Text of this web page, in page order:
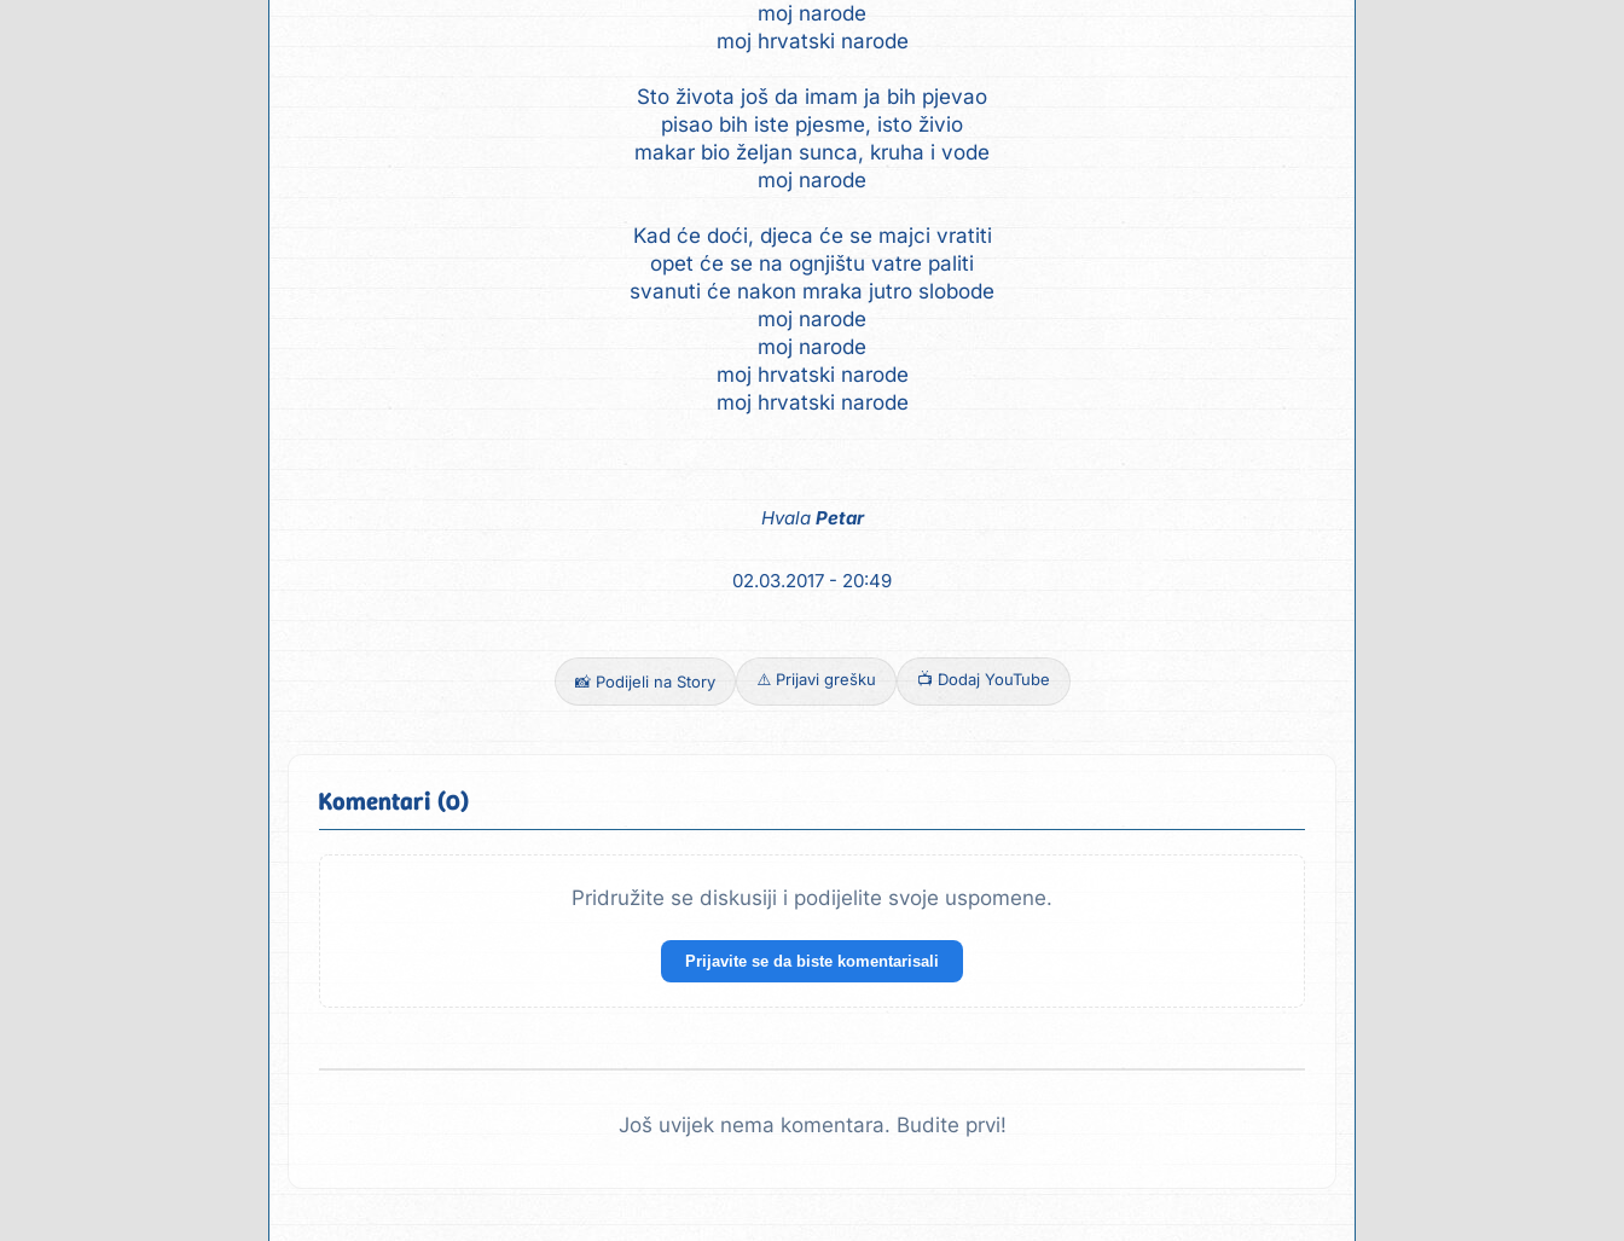
moj narode
moj hrvatski narode
Sto života još da imam ja bih pjevao
pisao bih iste pjesme, isto živio
makar bio željan sunca, kruha i vode
moj narode
Kad će doći, djeca će se majci vratiti
opet će se na ognjištu vatre paliti
svanuti će nakon mraka jutro slobode
moj narode
moj narode
moj hrvatski narode
moj hrvatski narode
Hvala Petar
02.03.2017 - 20:49
📸 Podijeli na Story ⚠️ Prijavi grešku 📺 Dodaj YouTube
Komentari (0)
Pridružite se diskusiji i podijelite svoje uspomene.
Prijavite se da biste komentarisali
Još uvijek nema komentara. Budite prvi!